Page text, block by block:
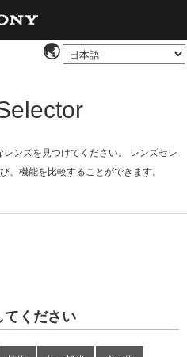
ンズを見つけてください。 レンズセレ
、機能を比較することができます。
てください